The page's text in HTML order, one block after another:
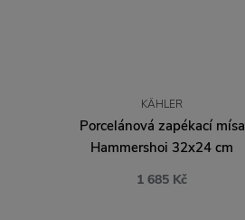
KÄHLER
Porcelánová zapékací mísa
Hammershoi 32x24 cm
1 685 Kč